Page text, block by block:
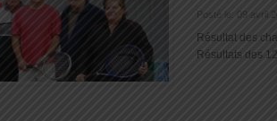
Posté le: 09 avril
Résultat des
Résultats des